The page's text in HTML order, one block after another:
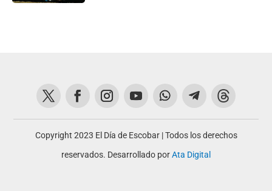
Copyright 2023 El Día de Escobar | Todos los derechos
reservados. Desarrollado porAta Digital